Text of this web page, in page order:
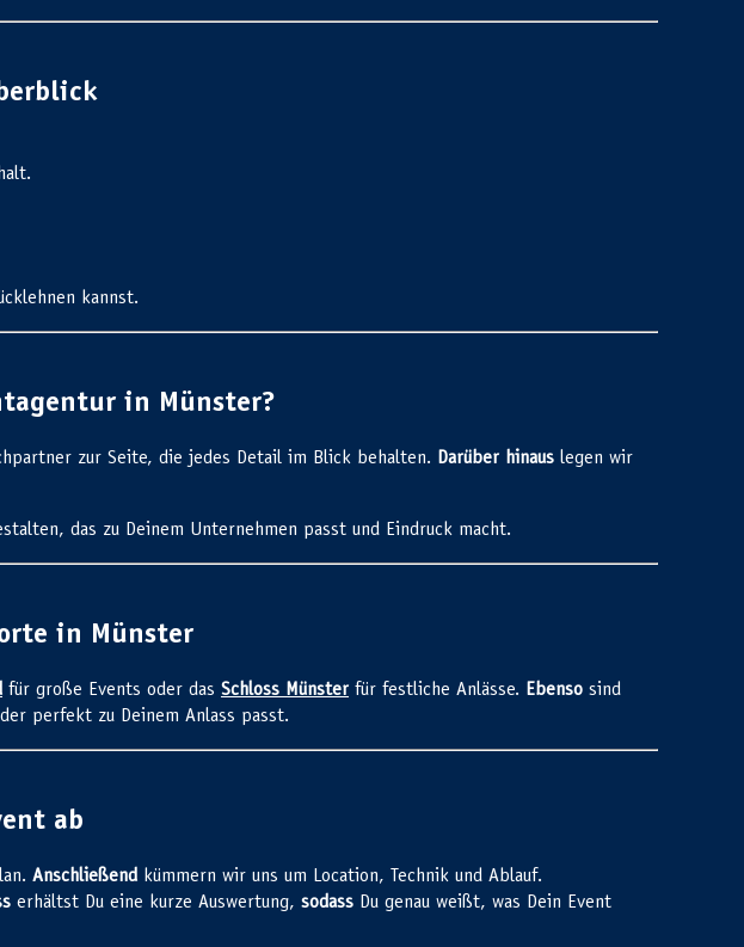
kannst.
in Münster?
zur Seite, die jedes Detail im Blick behalten. Darüber hinaus legen wir
das zu Deinem Unternehmen passt und Eindruck macht.
in Münster
für große Events oder das Schloss Münster für festliche Anlässe. Ebenso sind
perfekt zu Deinem Anlass passt.
ab
Anschließend kümmern wir uns um Location, Technik und Ablauf.
erhältst Du eine kurze Auswertung, sodass Du genau weißt, was Dein Event